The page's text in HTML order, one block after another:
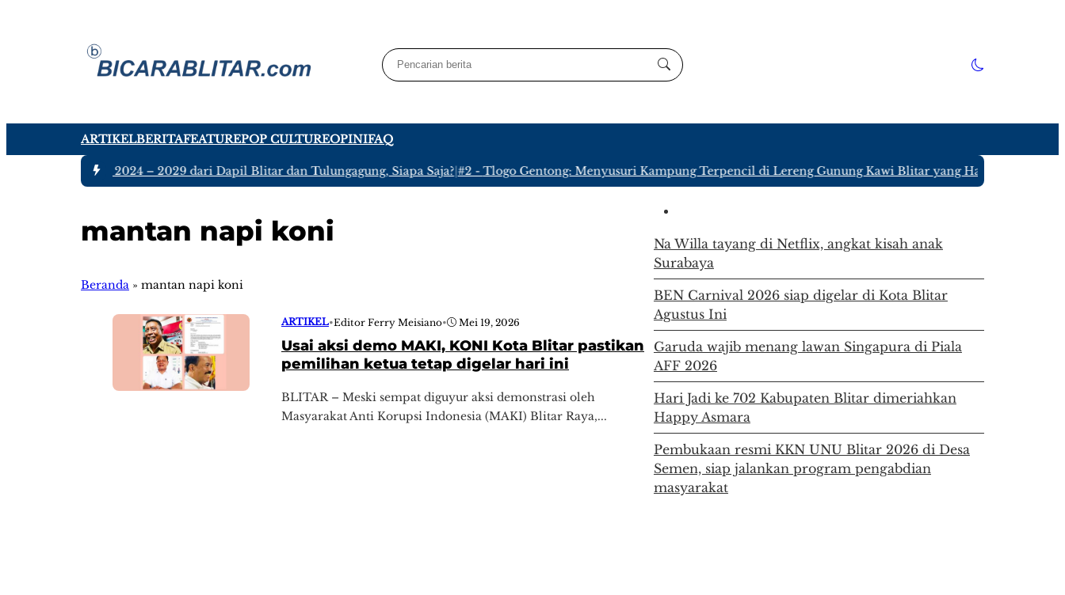
ARTIKELBERITAFEATUREPOP CULTUREOPINIFAQ
DPRD Jatim 2024 – 2029 dari Dapil Blitar dan Tulungagung, Siapa Saja?|#2 - Tlogo Gentong: Menyusuri Kampung Terpencil di Lereng Gunung Kawi Blitar yang Hanya Ditinggali 4
mantan napi koni
Beranda » mantan napi koni
ARTIKEL•Editor Ferry Meisiano• Mei 19, 2026
Usai aksi demo MAKI, KONI Kota Blitar pastikan
pemilihan ketua tetap digelar hari ini
BLITAR – Meski sempat diguyur aksi demonstrasi oleh
Masyarakat Anti Korupsi Indonesia (MAKI) Blitar Raya,...
Na Willa tayang di Netflix, angkat kisah anak
Surabaya
BEN Carnival 2026 siap digelar di Kota Blitar
Agustus Ini
Garuda wajib menang lawan Singapura di Piala
AFF 2026
Hari Jadi ke 702 Kabupaten Blitar dimeriahkan
Happy Asmara
Pembukaan resmi KKN UNU Blitar 2026 di Desa
Semen, siap jalankan program pengabdian
masyarakat